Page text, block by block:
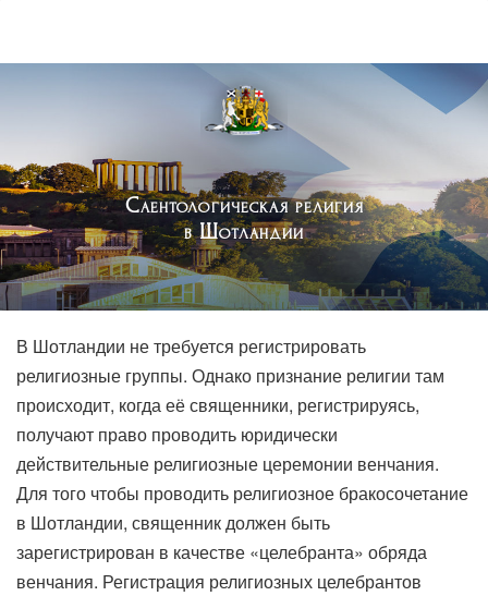
Саентологическая религия
в Шотландии
В Шотландии не требуется регистрировать
религиозные группы. Однако признание религии там
происходит, когда её священники, регистрируясь,
получают право проводить юридически
действительные религиозные церемонии венчания.
Для того чтобы проводить религиозное бракосочетание
в Шотландии, священник должен быть
зарегистрирован в качестве «целебранта» обряда
венчания. Регистрация религиозных целебрантов